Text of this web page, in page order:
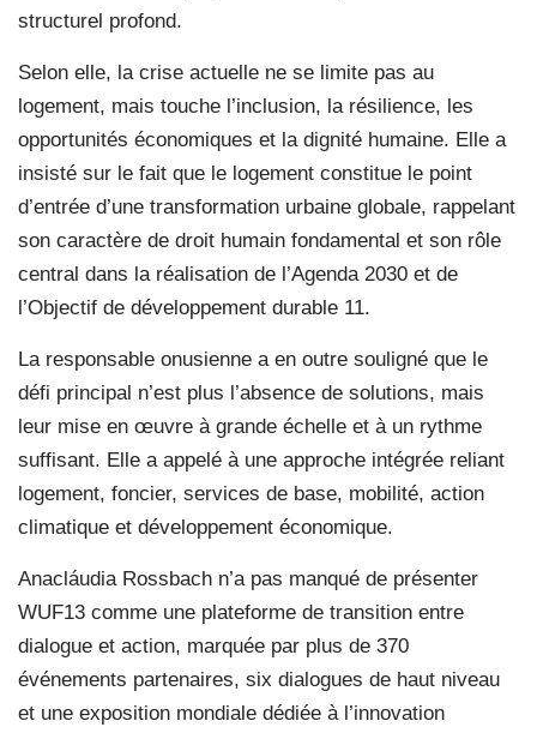
structurel profond.
Selon elle, la crise actuelle ne se limite pas au
logement, mais touche l’inclusion, la résilience, les
opportunités économiques et la dignité humaine. Elle a
insisté sur le fait que le logement constitue le point
d’entrée d’une transformation urbaine globale, rappelant
son caractère de droit humain fondamental et son rôle
central dans la réalisation de l’Agenda 2030 et de
l’Objectif de développement durable 11.
La responsable onusienne a en outre souligné que le
défi principal n’est plus l’absence de solutions, mais
leur mise en œuvre à grande échelle et à un rythme
suffisant. Elle a appelé à une approche intégrée reliant
logement, foncier, services de base, mobilité, action
climatique et développement économique.
Anacláudia Rossbach n’a pas manqué de présenter
WUF13 comme une plateforme de transition entre
dialogue et action, marquée par plus de 370
événements partenaires, six dialogues de haut niveau
et une exposition mondiale dédiée à l’innovation